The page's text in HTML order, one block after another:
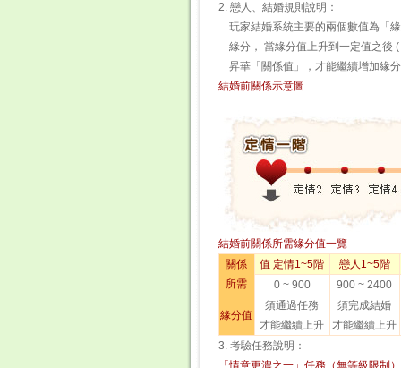
2. 戀人、結婚規則說明：
玩家結婚系統主要的兩個數值為「
緣分， 當緣分值上升到一定值之後
昇華「關係值」，才能繼續增加緣
結婚前關係示意圖
結婚前關係所需緣分值一覽
關係
所需
值 定情1~5階
戀人1~5階
0 ~ 900
900 ~ 2400
緣分值
須通過任務
才能繼續上升
須完成結婚
才能繼續上升
3. 考驗任務說明：
「情意更濃之一」任務（無等級限